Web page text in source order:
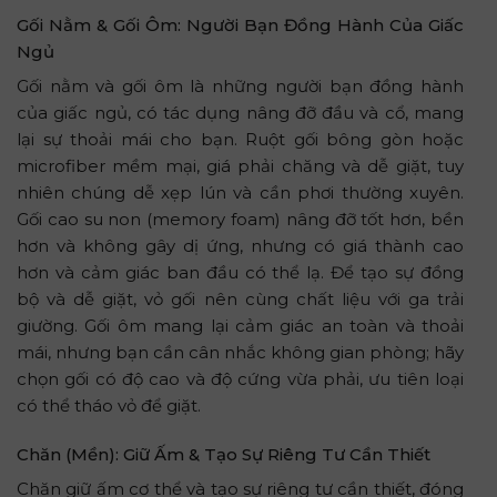
Gối Nằm & Gối Ôm: Người Bạn Đồng Hành Của Giấc
Ngủ
Gối nằm và gối ôm là những người bạn đồng hành
của giấc ngủ, có tác dụng nâng đỡ đầu và cổ, mang
lại sự thoải mái cho bạn. Ruột gối bông gòn hoặc
microfiber mềm mại, giá phải chăng và dễ giặt, tuy
nhiên chúng dễ xẹp lún và cần phơi thường xuyên.
Gối cao su non (memory foam) nâng đỡ tốt hơn, bền
hơn và không gây dị ứng, nhưng có giá thành cao
hơn và cảm giác ban đầu có thể lạ. Để tạo sự đồng
bộ và dễ giặt, vỏ gối nên cùng chất liệu với ga trải
giường. Gối ôm mang lại cảm giác an toàn và thoải
mái, nhưng bạn cần cân nhắc không gian phòng; hãy
chọn gối có độ cao và độ cứng vừa phải, ưu tiên loại
có thể tháo vỏ để giặt.
Chăn (Mền): Giữ Ấm & Tạo Sự Riêng Tư Cần Thiết
Chăn giữ ấm cơ thể và tạo sự riêng tư cần thiết, đóng